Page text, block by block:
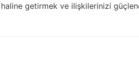
getirmek ve ilişkilerinizi